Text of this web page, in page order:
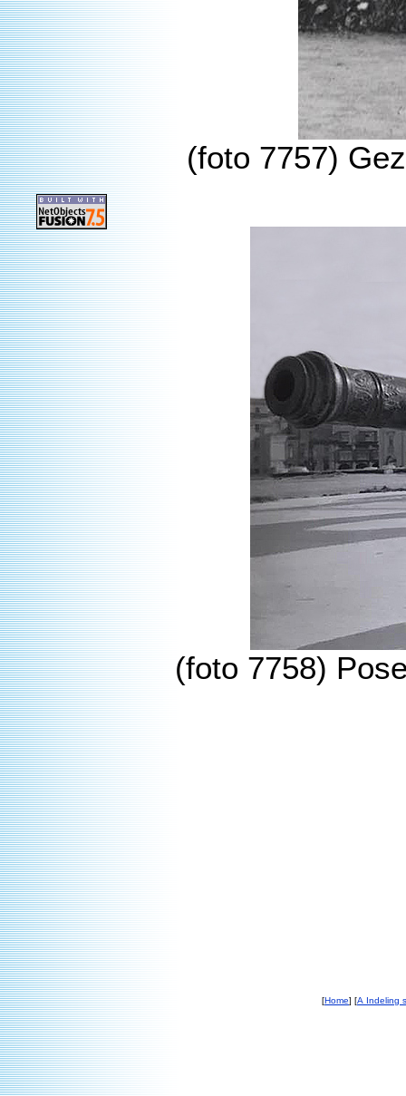
(foto 7757)
(foto 7758)
[Home] [A Indeling